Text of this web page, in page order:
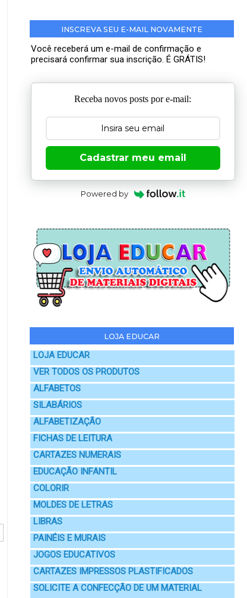
INSCREVA SEU E-MAIL NOVAMENTE
Você receberá um e-mail de confirmação e
precisará confirmar sua inscrição. É GRÁTIS!
Receba novos posts por e-mail:
Cadastrar meu email
Powered by
LOJA EDUCAR
LOJA EDUCAR
VER TODOS OS PRODUTOS
ALFABETOS
SILABÁRIOS
ALFABETIZAÇÃO
FICHAS DE LEITURA
CARTAZES NUMERAIS
EDUCAÇÃO INFANTIL
COLORIR
MOLDES DE LETRAS
LIBRAS
PAINÉIS E MURAIS
JOGOS EDUCATIVOS
CARTAZES IMPRESSOS PLASTIFICADOS
SOLICITE A CONFECÇÃO DE UM MATERIAL